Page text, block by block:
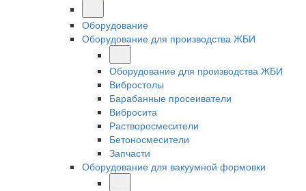
Оборудование
Оборудование для производства ЖБИ
Оборудование для производства ЖБИ
Вибростолы
Барабанные просеиватели
Вибросита
Растворосмесители
Бетоносмесители
Запчасти
Оборудование для вакуумной формовки